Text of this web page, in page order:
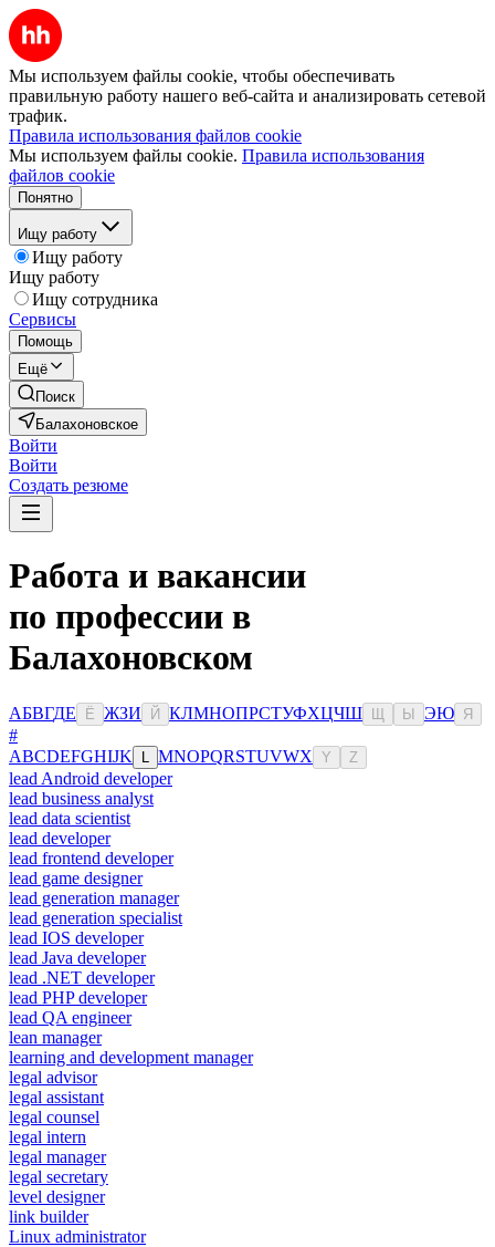
Мы используем файлы cookie, чтобы обеспечивать
правильную работу нашего веб-сайта и анализировать сетевой
трафик.
Правила использования файлов cookie
Мы используем файлы cookie. Правила использования
файлов cookie
Понятно
Ищу работу
Ищу работу
Ищу работу
Ищу сотрудника
Сервисы
Помощь
Ещё
Поиск
Балахоновское
Войти
Войти
Создать резюме
Работа и вакансии
по профессии в
Балахоновском
АБВГДЕ Ё ЖЗИ Й КЛМНОПРСТУФХЦЧШ Ы ЭЮ Я
#
ABCDEFGHIJK MNOPQRSTUVWX Y Z
lead Android developer
lead business analyst
lead data scientist
lead developer
lead frontend developer
lead game designer
lead generation manager
lead generation specialist
lead IOS developer
lead Java developer
lead .NET developer
lead PHP developer
lead QA engineer
lean manager
learning and development manager
legal advisor
legal assistant
legal counsel
legal intern
legal manager
legal secretary
level designer
link builder
Linux administrator